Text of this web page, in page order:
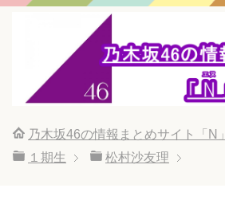
乃木坂46の情報まとめサイト「N」
１期生
松村沙友理